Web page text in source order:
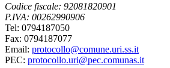
Codice fiscale: 92081820901
P.IVA: 00262990906
Tel: 0794187050
Fax: 0794187077
Email: protocollo@comune.uri.ss.it
PEC: protocollo.uri@pec.comunas.it